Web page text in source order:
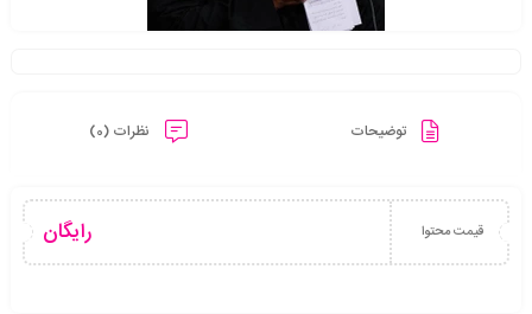
توضیحات نظرات (0)
قیمت محتوا رایگان